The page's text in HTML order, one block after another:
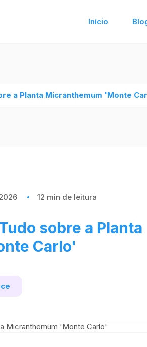
Início
a Planta Micranthemum 'Monte
12 min de leitura
sobre a Planta
Carlo'